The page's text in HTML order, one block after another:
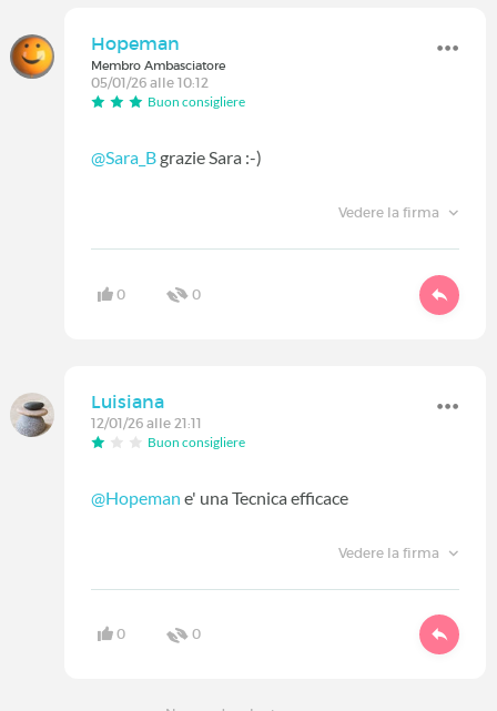
Hopeman
Membro Ambasciatore
05/01/26 alle 10:12
Buon consigliere
@Sara_Bgrazie Sara :-)
Vedere la firma
0 0
Luisiana
12/01/26 alle 21:11
Buon consigliere
@Hopeman e' una Tecnica efficace
Vedere la firma
0 0